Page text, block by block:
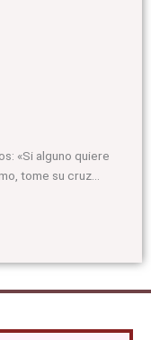
«Si alguno quiere
tome su cruz